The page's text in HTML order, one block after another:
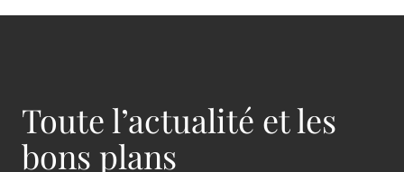
Toute l’actualité et les
bons plans